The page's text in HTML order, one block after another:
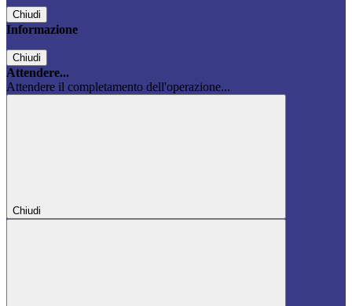
Chiudi
Informazione
Chiudi
Attendere...
Attendere il completamento dell'operazione...
Chiudi